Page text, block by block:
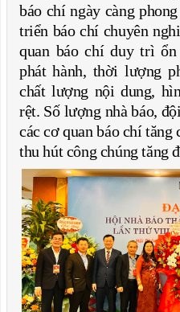
báo chí ngày càng
triển báo chí chuyên
quan báo chí duy trì
phát hành, thời lượng
chất lượng nội dung,
rệt. Số lượng nhà báo,
các cơ quan báo chí
thu hút công chúng tăng